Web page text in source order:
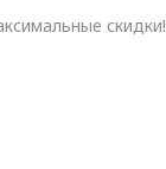
скидки!